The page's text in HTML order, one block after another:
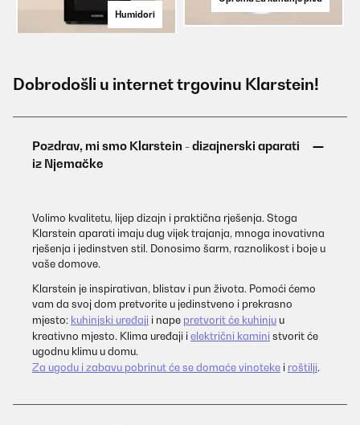
Humidori
Dobrodošli u internet trgovinu Klarstein!
Volimo kvalitetu, lijep dizajn i praktična rješenja. Stoga
Klarstein aparati imaju dug vijek trajanja, mnoga inovativna
rješenja i jedinstven stil. Donosimo šarm, raznolikost i boje u
vaše domove.
Klarstein je inspirativan, blistav i pun života. Pomoći ćemo
vam da svoj dom pretvorite u jedinstveno i prekrasno
mjesto: kuhinjski uređaji i nape pretvorit će kuhinju u
kreativno mjesto. Klima uređaji i električni kamini stvorit će
ugodnu klimu u domu.
Za ugodu i zabavu pobrinut će se domaće vinoteke i roštilji.